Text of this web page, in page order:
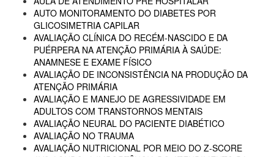
AUTO MONITORAMENTO DO DIABETES POR
GLICOSIMETRIA CAPILAR
AVALIAÇÃO CLÍNICA DO RECÉM-NASCIDO E DA
PUÉRPERA NA ATENÇÃO PRIMÁRIA À SAÚDE:
ANAMNESE E EXAME FÍSICO
AVALIAÇÃO DE INCONSISTÊNCIA NA PRODUÇÃO DA
ATENÇÃO PRIMÁRIA
AVALIAÇÃO E MANEJO DE AGRESSIVIDADE EM
ADULTOS COM TRANSTORNOS MENTAIS
AVALIAÇÃO NEURAL DO PACIENTE DIABÉTICO
AVALIAÇÃO NO TRAUMA
AVALIAÇÃO NUTRICIONAL POR MEIO DO Z-SCORE